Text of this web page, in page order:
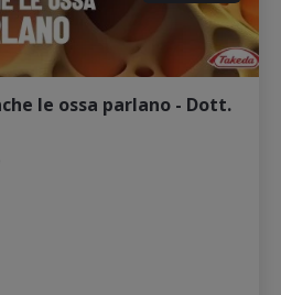
le ossa parlano - Dott.